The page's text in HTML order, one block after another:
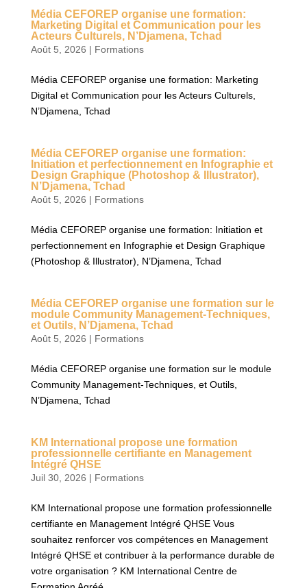
Média CEFOREP organise une formation:
Marketing Digital et Communication pour les
Acteurs Culturels, N’Djamena, Tchad
Août 5, 2026 | Formations
Média CEFOREP organise une formation: Marketing
Digital et Communication pour les Acteurs Culturels,
N’Djamena, Tchad
Média CEFOREP organise une formation:
Initiation et perfectionnement en Infographie et
Design Graphique (Photoshop & Illustrator),
N’Djamena, Tchad
Août 5, 2026 | Formations
Média CEFOREP organise une formation: Initiation et
perfectionnement en Infographie et Design Graphique
(Photoshop & Illustrator), N’Djamena, Tchad
Média CEFOREP organise une formation sur le
module Community Management-Techniques,
et Outils, N’Djamena, Tchad
Août 5, 2026 | Formations
Média CEFOREP organise une formation sur le module
Community Management-Techniques, et Outils,
N’Djamena, Tchad
KM International propose une formation
professionnelle certifiante en Management
Intégré QHSE
Juil 30, 2026 | Formations
KM International propose une formation professionnelle
certifiante en Management Intégré QHSE Vous
souhaitez renforcer vos compétences en Management
Intégré QHSE et contribuer à la performance durable de
votre organisation ? KM International Centre de